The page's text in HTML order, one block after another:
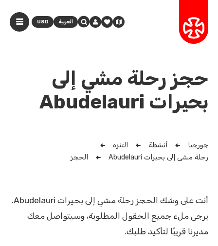
العربية USD
حجز رحلة مشي إلى
بحيرات Abudelauri
جورجيا أنشطة
التنزه
رحلة مشي إلى بحيرات Abudelauri
الحجز
أنت على وشك الحجز رحلة مشي إلى بحيرات Abudelauri.
يرجى ملء جميع الحقول المطلوبة، وسيتواصل معك
مديرنا قريبًا لتأكيد طلبك.